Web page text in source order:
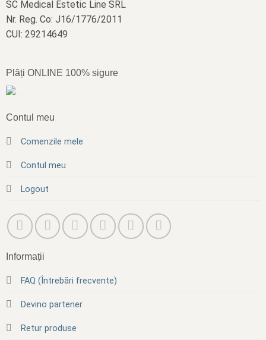
SC Medical Estetic Line SRL
Nr. Reg. Co: J16/1776/2011
CUI: 29214649
Plăți ONLINE 100% sigure
Contul meu
Comenzile mele
Contul meu
Logout
Informații
FAQ (Întrebări frecvente)
Devino partener
Retur produse